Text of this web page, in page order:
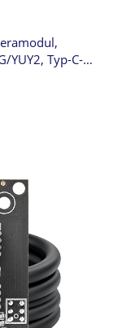
YUY2, Typ-C-